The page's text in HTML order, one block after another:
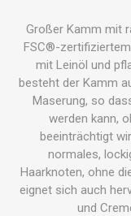
Großer Kamm mit
FSC®-
mit Leinöl und
besteht der Kamm
Maserung, so
werden kann,
beeinträchtigt
normales,
Haarknoten, ohne
eignet sich auch
und